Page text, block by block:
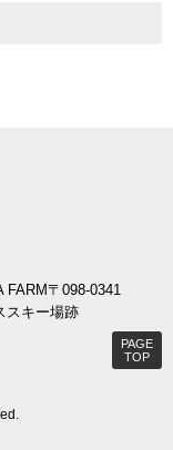
FARM〒098-0341
スキー場跡
PAGE
TOP